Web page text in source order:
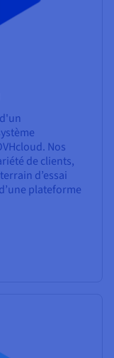
Nos
de clients,
d’essai
plateforme